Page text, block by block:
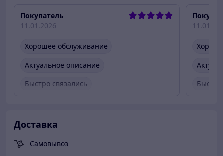
Покупатель
11.01.2026
Хорошее обслуживание
Актуальное описание
Быстро связались
Вежливый продавец
Товар был в наличии
Доставка
Самовывоз